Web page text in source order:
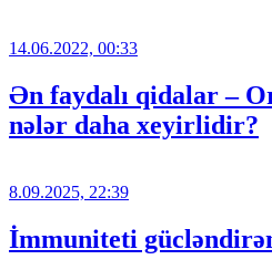
14.06.2022, 00:33
Ən faydalı qidalar –
nələr daha xeyirlidir?
8.09.2025, 22:39
İmmuniteti